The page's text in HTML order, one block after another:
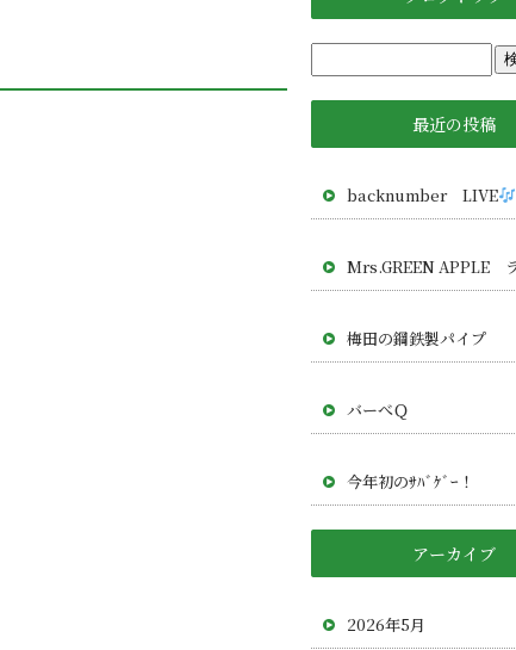
最近の投稿
backnumber LIVE
Mrs.GREEN APPLE
梅田の鋼鉄製パイプ
バーべＱ
今年初のｻﾊﾞｹﾞｰ！
アーカイブ
2026年5月